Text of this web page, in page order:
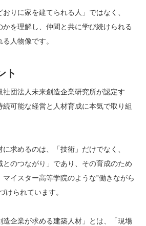
りに家を建てられる人」ではなく、
かを理解し、仲間と共に学び続けられる
人物像です。
ト
団法人未来創造企業研究所が認定す
可能な経営と人材育成に本気で取り組
求めるのは、「技術」だけでなく、
とのつながり」であり、その育成のため
イスター高等学院のような”働きながら
けられています。
企業が求める建築人材」とは、「現場